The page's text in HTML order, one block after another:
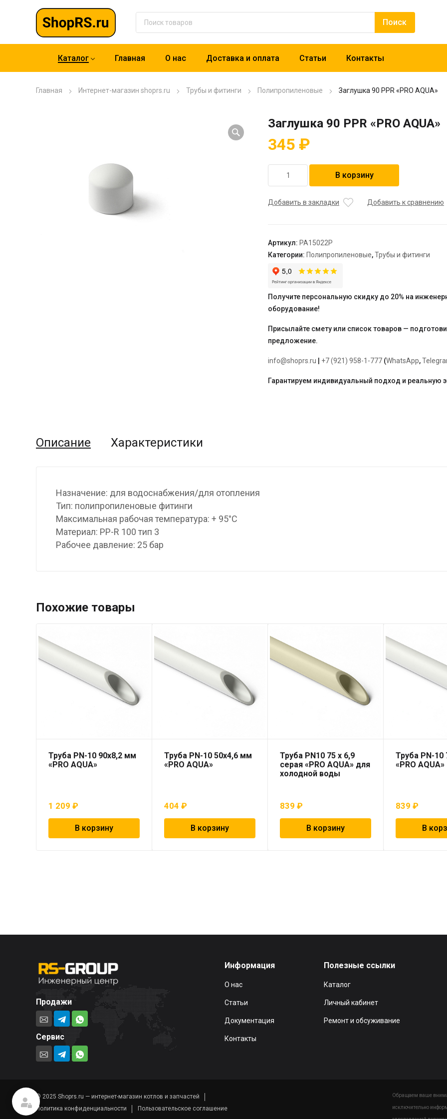
Каталог Главная О нас Доставка и оплата Статьи Контакты
Главная Интернет-магазин shoprs.ru Трубы и фитинги Полипропиленовые Заглушка 90 PPR «PRO AQUA»
Заглушка 90 PPR «PRO AQUA»
345 ₽
товара
90
В корзину
Добавить в закладки Добавить к сравнению
Артикул: PA15022P
Категории: Полипропиленовые,Трубы и фитинги
Получите персональную скидку до 20% на
оборудование!
Присылайте смету или список товаров —
предложение.
info@shoprs.ru +7 (921) 958-1-777 (WhatsApp,
Гарантируем индивидуальный подход и реальную
Описание Характеристики
Назначение: для водоснабжения/для отопления
Тип: полипропиленовые фитинги
Максимальная рабочая температура: + 95°С
Материал: PP-R 100 тип 3
Рабочее давление: 25 бар
Похожие товары
Труба PN-10 90х8,2 мм
«PRO AQUA»
1 209 ₽
В корзину
Труба PN-10 50х4,6 мм
«PRO AQUA»
404₽
В корзину
Труба PN10 75 x 6,9
серая «PRO AQUA» для
холодной воды
839₽
В корзину
Труба PN-10
«PRO AQUA»
839₽
В
Продажи
Сервис
Информация
О нас
Статьи
Документация
Контакты
Полезные ссылки
Каталог
Личный кабинет
Ремонт и обсуживание
© 2025 Shoprs.ru — интернет-магазин котлов и запчастей
Политика конфиденциальности
Пользовательское соглашение
Обращаем ваше
исключительно